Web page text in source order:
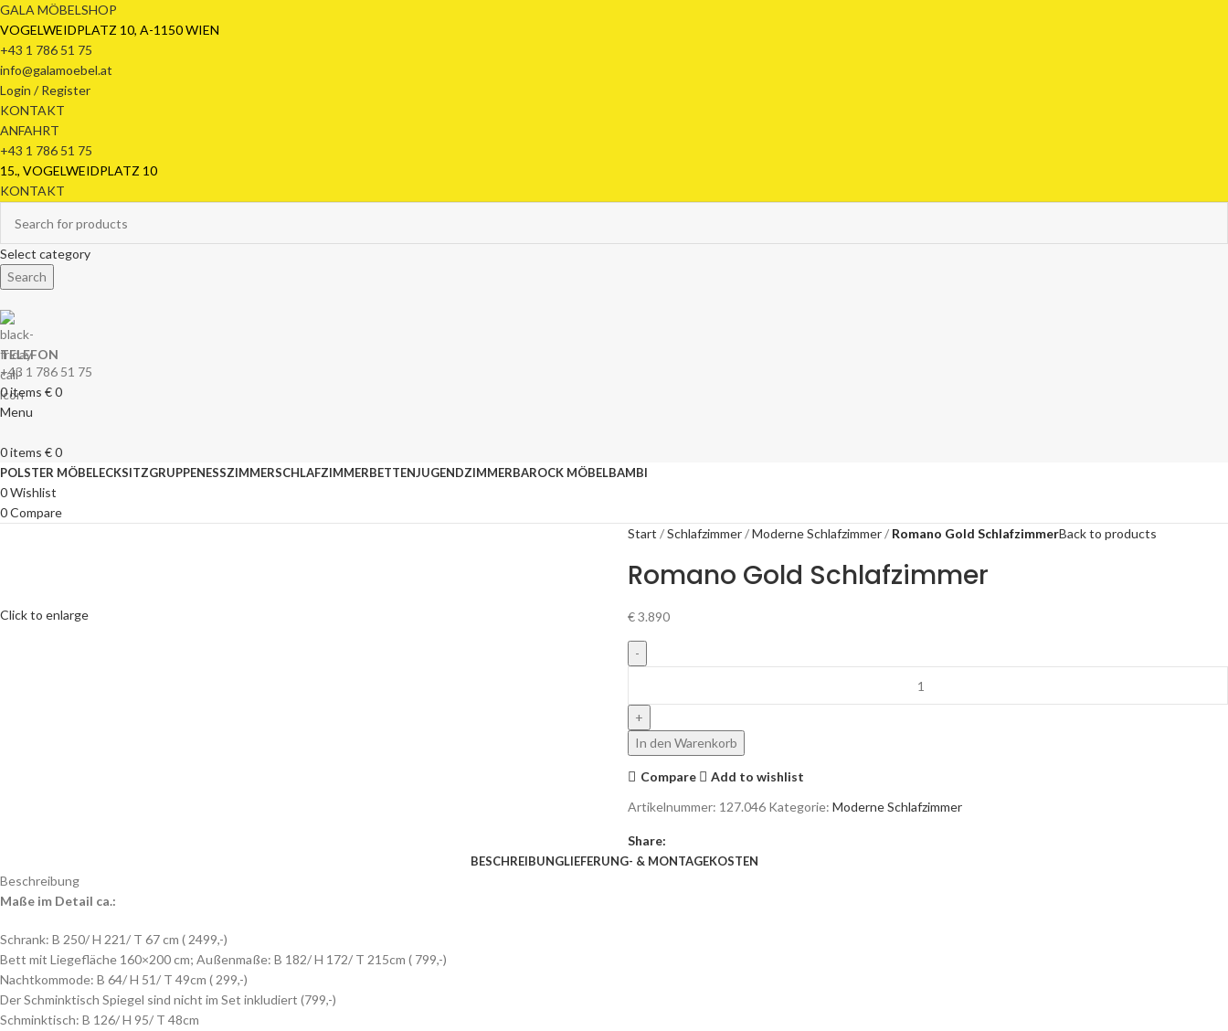
GALA MÖBELSHOP
VOGELWEIDPLATZ 10, A-1150 WIEN
+43 1 786 51 75
info@galamoebel.at
Login / Register
KONTAKT
ANFAHRT
+43 1 786 51 75
15., VOGELWEIDPLATZ 10
KONTAKT
Select category
Search
TELEFON
+43 1 786 51 75
0items €0
Menu
0items €0
POLSTER MÖBELECKSITZGRUPPENESSZIMMERSCHLAFZIMMERBETTENJUGENDZIMMERBAROCK MÖBELBAMBI
0Wishlist
0Compare
Click to enlarge
Start Schlafzimmer Moderne Schlafzimmer Romano Gold SchlafzimmerBack to products
Romano Gold Schlafzimmer
€3.890
In den Warenkorb
Compare
Add to wishlist
Artikelnummer: 127.046 Kategorie: Moderne Schlafzimmer
Share:
BESCHREIBUNGLIEFERUNG- & MONTAGEKOSTEN
Beschreibung
Maße im Detail ca.:
Schrank: B 250/ H 221/ T 67 cm ( 2499,-)
Bett mit Liegefläche 160×200 cm; Außenmaße: B 182/ H 172/ T 215cm ( 799,-)
Nachtkommode: B 64/ H 51/ T 49cm ( 299,-)
Der Schminktisch Spiegel sind nicht im Set inkludiert (799,-)
Schminktisch: B 126/ H 95/ T 48cm